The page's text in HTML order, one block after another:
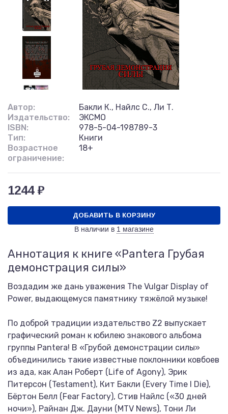
Автор:
Бакли К., Найлс С., Ли Т.
Издательство:
ЭКСМО
ISBN:
978-5-04-198789-3
Тип:
Книги
Возрастное
ограничение:
18+
1244 ₽
ДОБАВИТЬ В КОРЗИНУ
В наличии в 1 магазине
Аннотация к книге «Pantera Грубая
демонстрация силы»
Воздадим же дань уважения The Vulgar Display of
Power, выдающемуся памятнику тяжёлой музыке!
По доброй традиции издательство Z2 выпускает
графический роман к юбилею знакового альбома
группы Pantera! В «Грубой демонстрации силы»
объединились такие известные поклонники ковбоев
из ада, как Алан Роберт (Life of Agony), Эрик
Питерсон (Testament), Кит Бакли (Every Time I Die),
Бёртон Белл (Fear Factory), Стив Найлс («30 дней
ночи»), Райнан Дж. Дауни (MTV News), Тони Ли